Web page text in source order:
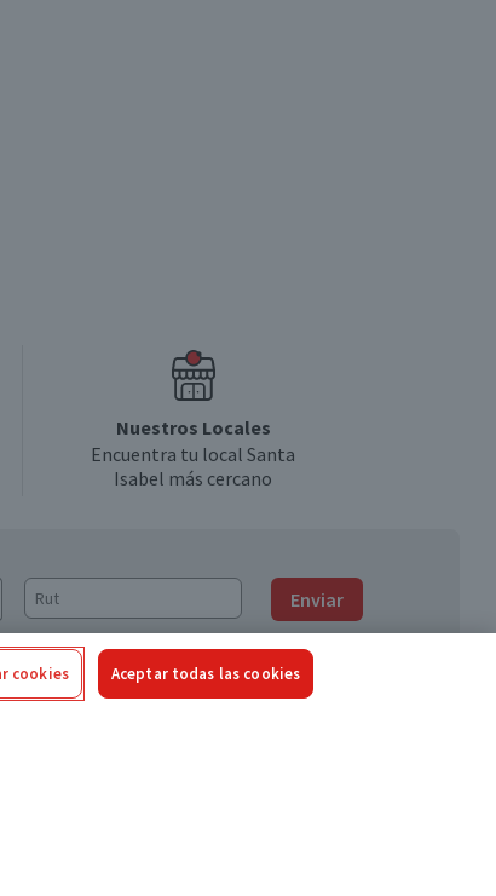
Nuestros Locales
Encuentra tu local Santa
Isabel más cercano
Enviar
cookies Aceptar todas las cookies